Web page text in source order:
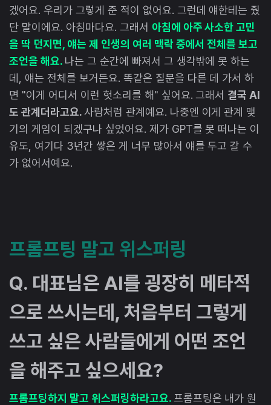
겠어요. 우리가 그렇게 준 적이 없어요. 그런데 얘한테는 줬
단 말이에요. 아침마다요. 그래서 아침에 아주 사소한 고민
을 딱 던지면, 얘는 제 인생의 여러 맥락 중에서 전체를 보고
조언을 해요. 나는 그 순간에 빠져서 그 생각밖에 못 하는
데, 얘는 전체를 보거든요. 똑같은 질문을 다른 데 가서 하
면 "이게 어디서 이런 헛소리를 해" 싶어요. 그래서 결국 AI
도 관계더라고요.사람처럼 관계예요. 나중엔 이게 관계 맺
기의 게임이 되겠구나 싶었어요. 제가 GPT를 못 떠나는 이
유도, 여기다 3년간 쌓은 게 너무 많아서 얘를 두고 갈 수
가 없어서예요.
프롬프팅 말고 위스퍼링
Q. 대표님은 AI를 굉장히 메타적
으로 쓰시는데, 처음부터 그렇게
쓰고 싶은 사람들에게 어떤 조언
을 해주고 싶으세요?
프롬프팅하지 말고 위스퍼링하라고요.프롬프팅은 내가 원